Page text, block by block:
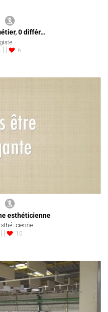
0 différ…
6
esthéticienne
10